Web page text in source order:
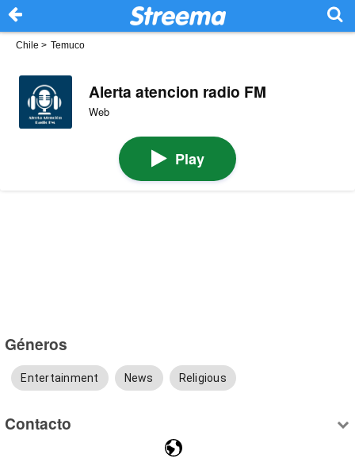
Chile > Temuco
Alerta atencion radio FM
Web
Play
Géneros
Entertainment News Religious
Contacto